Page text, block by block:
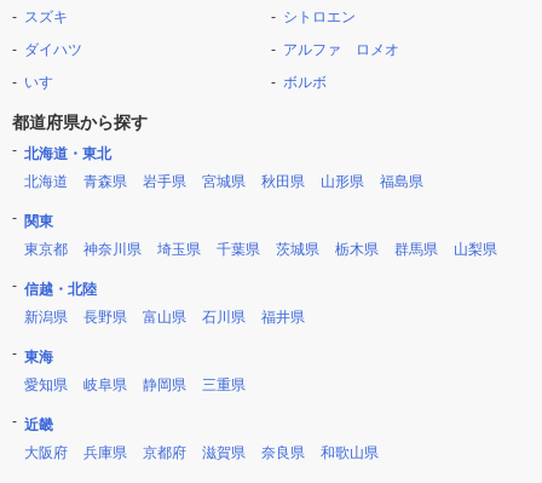
スズキ
ダイハツ
いすゞ
シトロエン
アルファ ロメオ
ボルボ
都道府県から探す
北海道・東北
北海道
青森県 岩手県 宮城県 秋田県 山形県 福島県
関東
東京都
神奈川県 埼玉県 千葉県 茨城県 栃木県 群馬県 山梨県
信越・北陸
新潟県
長野県 富山県 石川県 福井県
東海
愛知県
岐阜県 静岡県 三重県
近畿
大阪府
兵庫県 京都府 滋賀県 奈良県 和歌山県